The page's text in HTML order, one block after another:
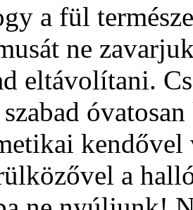
a fül
ne
eltávolítani.
a